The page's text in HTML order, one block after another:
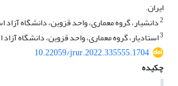
ایران.
2دانشیار، گروه معماری، واحد قزوین، دانشگاه آزاد
3استادیار، گروه معماری، واحد قزوین، دانشگاه آزاد
10.22059/jrur.2022.335555.1704
چکیده